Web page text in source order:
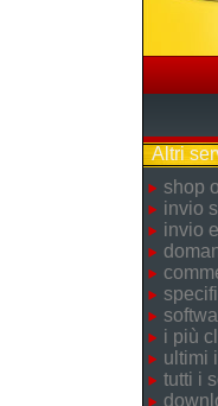
Altri
shop
invio
invio
i più
ultimi
tutti i